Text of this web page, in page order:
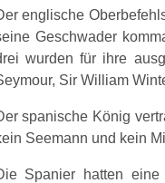
englische
Geschwader
wurden für ihre
Sir William
spanische König
Seemann und kein
Spanier hatten eine